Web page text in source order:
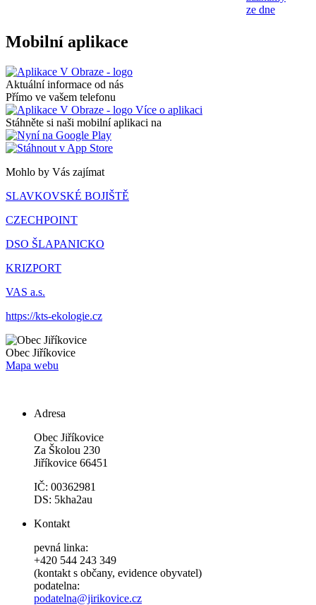
ze dne
Mobilní aplikace
Aktuální informace od nás
Přímo ve vašem telefonu
Více o aplikaci
Stáhněte si naši mobilní aplikaci na
Mohlo by Vás zajímat
SLAVKOVSKÉ BOJIŠTĚ
CZECHPOINT
DSO ŠLAPANICKO
KRIZPORT
VAS a.s.
https://kts-ekologie.cz
Obec Jiříkovice
Mapa webu
Adresa
Obec Jiříkovice
Za Školou 230
Jiříkovice 66451
IČ: 00362981
DS: 5kha2au
Kontakt
pevná linka:
+420 544 243 349
(kontakt s občany, evidence obyvatel)
podatelna:
podatelna@jirikovice.cz